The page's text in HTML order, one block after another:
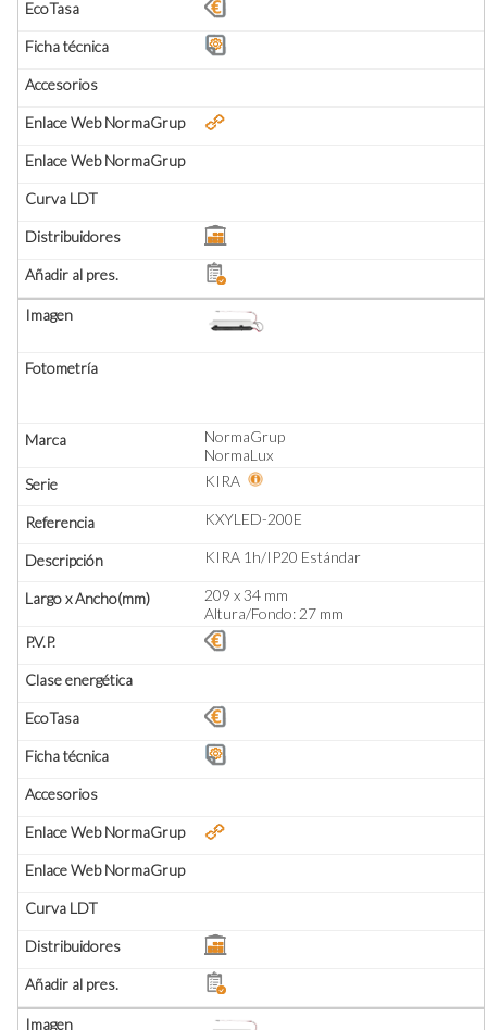
NormaGrup
NormaLux
KIRA
KXYLED-200E
KIRA 1h/IP20 Estándar
209 x 34 mm
Altura/Fondo: 27 mm